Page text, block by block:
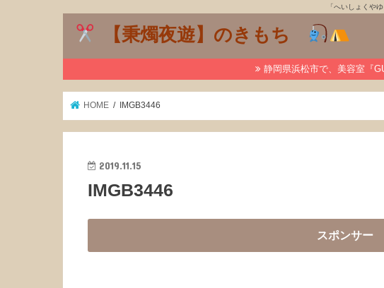
「へいしょくや
【秉燭夜遊】のきもち
静岡県浜松市で、美容室『
HOME IMGB3446
2019.11.15
IMGB3446
スポンサー